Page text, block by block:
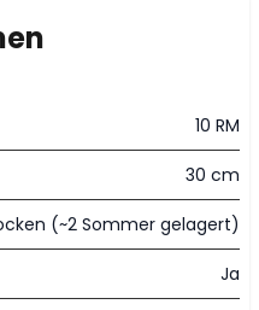
10 RM
30 cm
(~2 Sommer gelagert)
Ja